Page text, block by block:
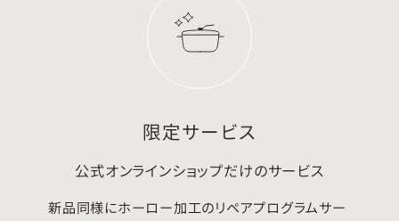
限定サービス
公式オンラインショップだけのサービス
新品同様にホーロー加工のリペアプログラムサー